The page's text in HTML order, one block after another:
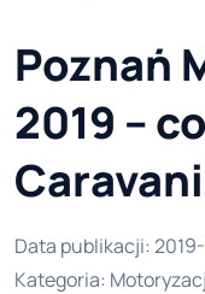
Poznań
2019 –
Data publikacji:
Kategoria: